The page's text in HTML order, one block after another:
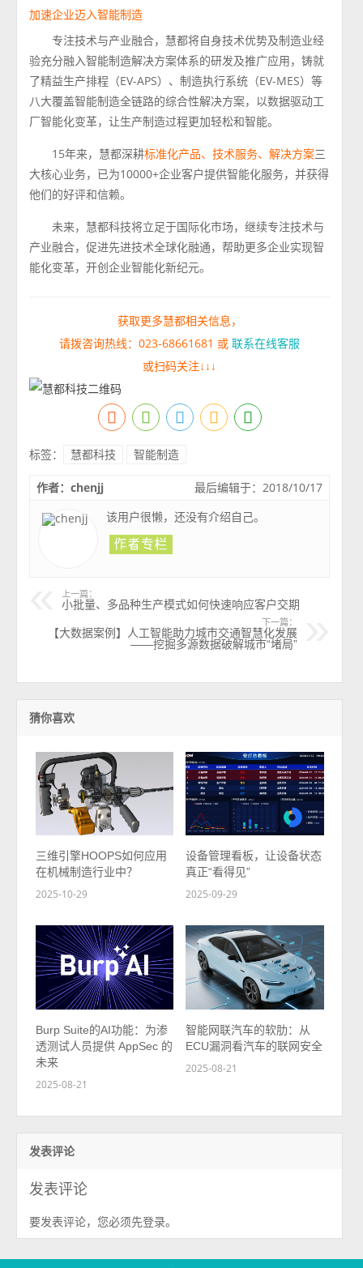
加速企业迈入智能制造
专注技术与产业融合，慧都将自身技术优势及制造业经
验充分融入智能制造解决方案体系的研发及推广应用，铸就
了精益生产排程（EV-APS）、制造执行系统（EV-MES）等
八大覆盖智能制造全链路的综合性解决方案，以数据驱动工
厂智能化变革，让生产制造过程更加轻松和智能。
15年来，慧都深耕标准化产品、技术服务、解决方案三
大核心业务，已为10000+企业客户提供智能化服务，并获得
他们的好评和信赖。
未来，慧都科技将立足于国际化市场，继续专注技术与
产业融合，促进先进技术全球化融通，帮助更多企业实现智
能化变革，开创企业智能化新纪元。
获取更多慧都相关信息，
请拨咨询热线：023-68661681 或联系在线客服
或扫码关注↓↓↓
标签： 慧都科技 智能制造
最后编辑于：2018/10/17
作者：chenjj
该用户很懒，还没有介绍自己。
上一篇：
小批量、多品种生产模式如何快速响应客户交期
下一篇：
【大数据案例】人工智能助力城市交通智慧化发展
——挖掘多源数据破解城市“堵局”
猜你喜欢
三维引擎HOOPS如何应用
在机械制造行业中？
2025-10-29
设备管理看板，让设备状态
真正“看得见”
2025-09-29
Burp Suite的AI功能：为渗
透测试人员提供 AppSec 的
未来
2025-08-21
智能网联汽车的软肋：从
ECU漏洞看汽车的联网安全
2025-08-21
发表评论
发表评论
要发表评论，您必须先登录。